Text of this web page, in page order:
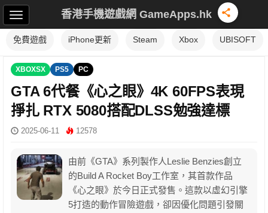
香港手機遊戲網 GameApps.hk
免費遊戲 iPhone更新 Steam Xbox UBISOFT
XBOXSX PS5 PC
GTA 6代餐《心之眼》4K 60FPS表現
掙扎 RTX 5080搭配DLSS勉強達標
2025-06-11 12578
由前《GTA》系列製作人Leslie Benzies創立
的Build A Rocket Boy工作室，其首款作品
《心之眼》於今日正式發售。這款以虛幻引擎
5打造的動作冒險遊戲，卻因優化問題引發關